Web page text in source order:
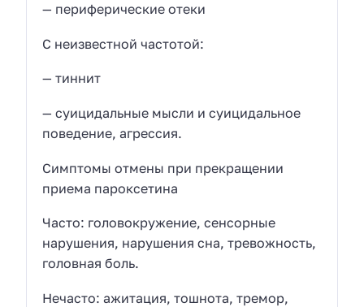
— периферические отеки
С неизвестной частотой:
— тиннит
— суицидальные мысли и суицидальное
поведение, агрессия.
Симптомы отмены при прекращении
приема пароксетина
Часто: головокружение, сенсорные
нарушения, нарушения сна, тревожность,
головная боль.
Нечасто: ажитация, тошнота, тремор,